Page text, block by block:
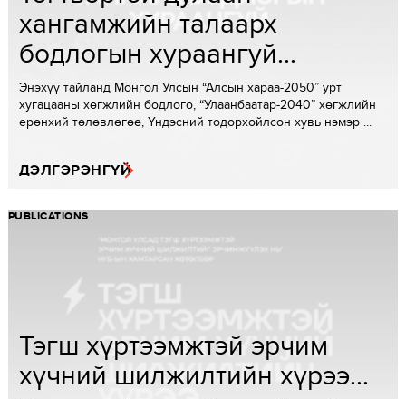
хангамжийн талаарх
бодлогын хураангуй...
Энэхүү тайланд Монгол Улсын “Алсын хараа-2050” урт
хугацааны хөгжлийн бодлого, “Улаанбаатар-2040” хөгжлийн
ерөнхий төлөвлөгөө, Үндэсний тодорхойлсон хувь нэмэр ...
ДЭЛГЭРЭНГҮЙ
PUBLICATIONS
Тэгш хүртээмжтэй эрчим
хүчний шилжилтийн хүрээ...